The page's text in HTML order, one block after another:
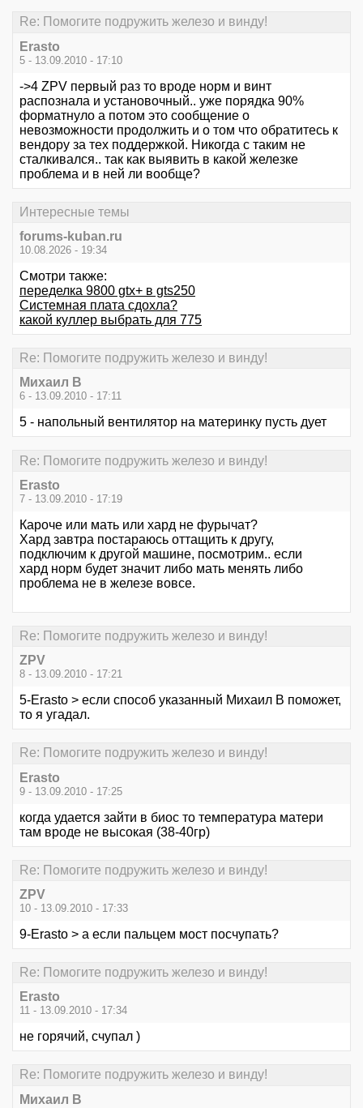
Re: Помогите подружить железо и винду!
Erasto
5 - 13.09.2010 - 17:10
->4 ZPV первый раз то вроде норм и винт
распознала и установочный.. уже порядка 90%
форматнуло а потом это сообщение о
невозможности продолжить и о том что обратитесь к
вендору за тех поддержкой. Никогда с таким не
сталкивался.. так как выявить в какой железке
проблема и в ней ли вообще?
Интересные темы
forums-kuban.ru
10.08.2026 - 19:34
Смотри также:
переделка 9800 gtx+ в gts250
Системная плата сдохла?
какой куллер выбрать для 775
Re: Помогите подружить железо и винду!
Михаил В
6 - 13.09.2010 - 17:11
5 - напольный вентилятор на материнку пусть дует
Re: Помогите подружить железо и винду!
Erasto
7 - 13.09.2010 - 17:19
Кароче или мать или хард не фурычат?
Хард завтра постараюсь оттащить к другу,
подключим к другой машине, посмотрим.. если
хард норм будет значит либо мать менять либо
проблема не в железе вовсе.
Re: Помогите подружить железо и винду!
ZPV
8 - 13.09.2010 - 17:21
5-Erasto > если способ указанный Михаил В поможет,
то я угадал.
Re: Помогите подружить железо и винду!
Erasto
9 - 13.09.2010 - 17:25
когда удается зайти в биос то температура матери
там вроде не высокая (38-40гр)
Re: Помогите подружить железо и винду!
ZPV
10 - 13.09.2010 - 17:33
9-Erasto > а если пальцем мост посчупать?
Re: Помогите подружить железо и винду!
Erasto
11 - 13.09.2010 - 17:34
не горячий, счупал )
Re: Помогите подружить железо и винду!
Михаил В